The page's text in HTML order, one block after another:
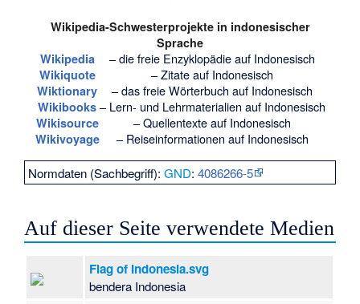
Wikipedia-Schwesterprojekte in indonesischer
Sprache
Wikipedia
– die freie Enzyklopädie auf Indonesisch
Wikiquote – Zitate auf Indonesisch
Wiktionary – das freie Wörterbuch auf Indonesisch
Wikibooks – Lern- und Lehrmaterialien auf Indonesisch
Wikisource – Quellentexte auf Indonesisch
Wikivoyage – Reiseinformationen auf Indonesisch
Normdaten (Sachbegriff):GND:4086266-5
Auf dieser Seite verwendete Medien
Flag of Indonesia.svg
bendera Indonesia